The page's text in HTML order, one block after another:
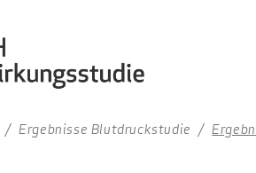
Ergebnisse Blutdruckstudie